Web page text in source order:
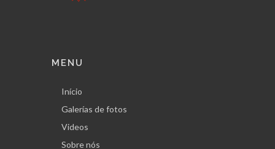
MENU
Início
Galerías de fotos
Videos
Sobre nós